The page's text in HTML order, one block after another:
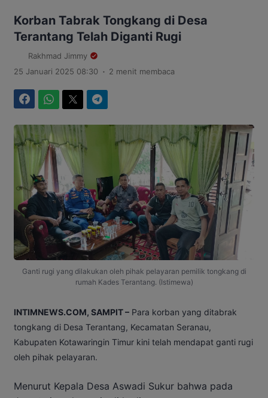
Korban Tabrak Tongkang di Desa
Terantang Telah Diganti Rugi
Rakhmad Jimmy
25 Januari 2025 08:30 . 2 menit membaca
Ganti rugi yang dilakukan oleh pihak pelayaran pemilik tongkang di
rumah Kades Terantang. (Istimewa)
INTIMNEWS.COM, SAMPIT – Para korban yang ditabrak
tongkang di Desa Terantang, Kecamatan Seranau,
Kabupaten Kotawaringin Timur kini telah mendapat ganti rugi
oleh pihak pelayaran.
Menurut Kepala Desa Aswadi Sukur bahwa pada